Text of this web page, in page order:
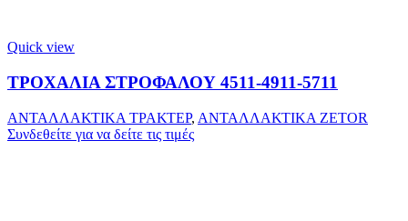
Quick view
ΤΡΟΧΑΛΙΑ ΣΤΡΟΦΑΛΟΥ 4511-4911-5711
ΑΝΤΑΛΛΑΚΤΙΚΑ ΤΡΑΚΤΕΡ, ΑΝΤΑΛΛΑΚΤΙΚΑ ZETOR
Συνδεθείτε για να δείτε τις τιμές